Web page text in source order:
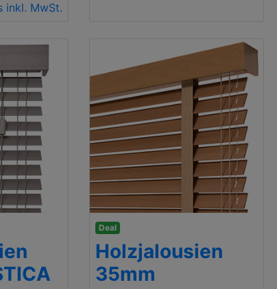
inkl. MwSt.
Deal
Holzjalousien
35mm